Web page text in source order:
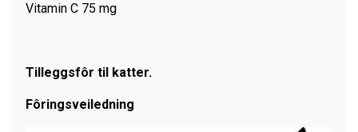
Vitamin C 75 mg
Tilleggsfôr til katter.
Fôringsveiledning